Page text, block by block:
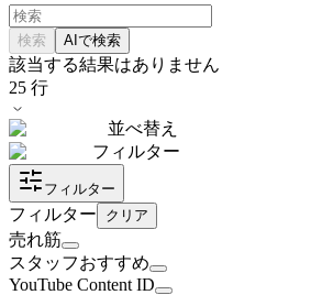
検索 AIで検索
該当する結果はありません
25 行
並べ替え
フィルター
フィルター
フィルター クリア
売れ筋
スタッフおすすめ
YouTube Content ID